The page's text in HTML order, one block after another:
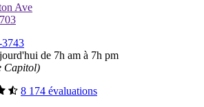
Ave
de 7h am à 7h pm
Capitol)
8 174 évaluations